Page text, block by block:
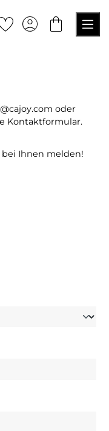
oder
Kontaktformular.
Ihnen melden!